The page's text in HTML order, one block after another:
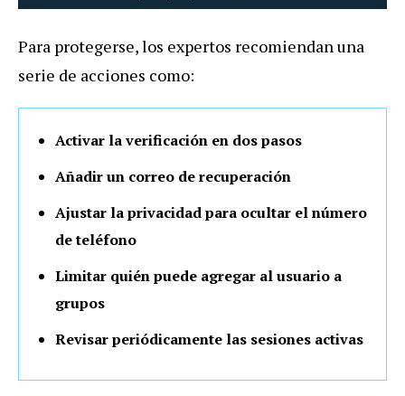
Para protegerse, los expertos recomiendan una
serie de acciones como:
Activar la verificación en dos pasos
Añadir un correo de recuperación
Ajustar la privacidad para ocultar el número
de teléfono
Limitar quién puede agregar al usuario a
grupos
Revisar periódicamente las sesiones activas